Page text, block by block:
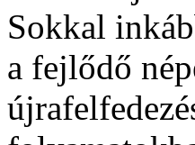
Sokkal
a fejlődő